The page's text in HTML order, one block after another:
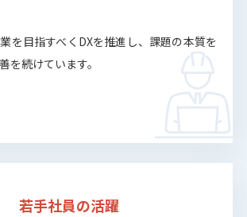
を目指すべくDXを推進し、課題の本質を
を続けています。
若手社員の活躍